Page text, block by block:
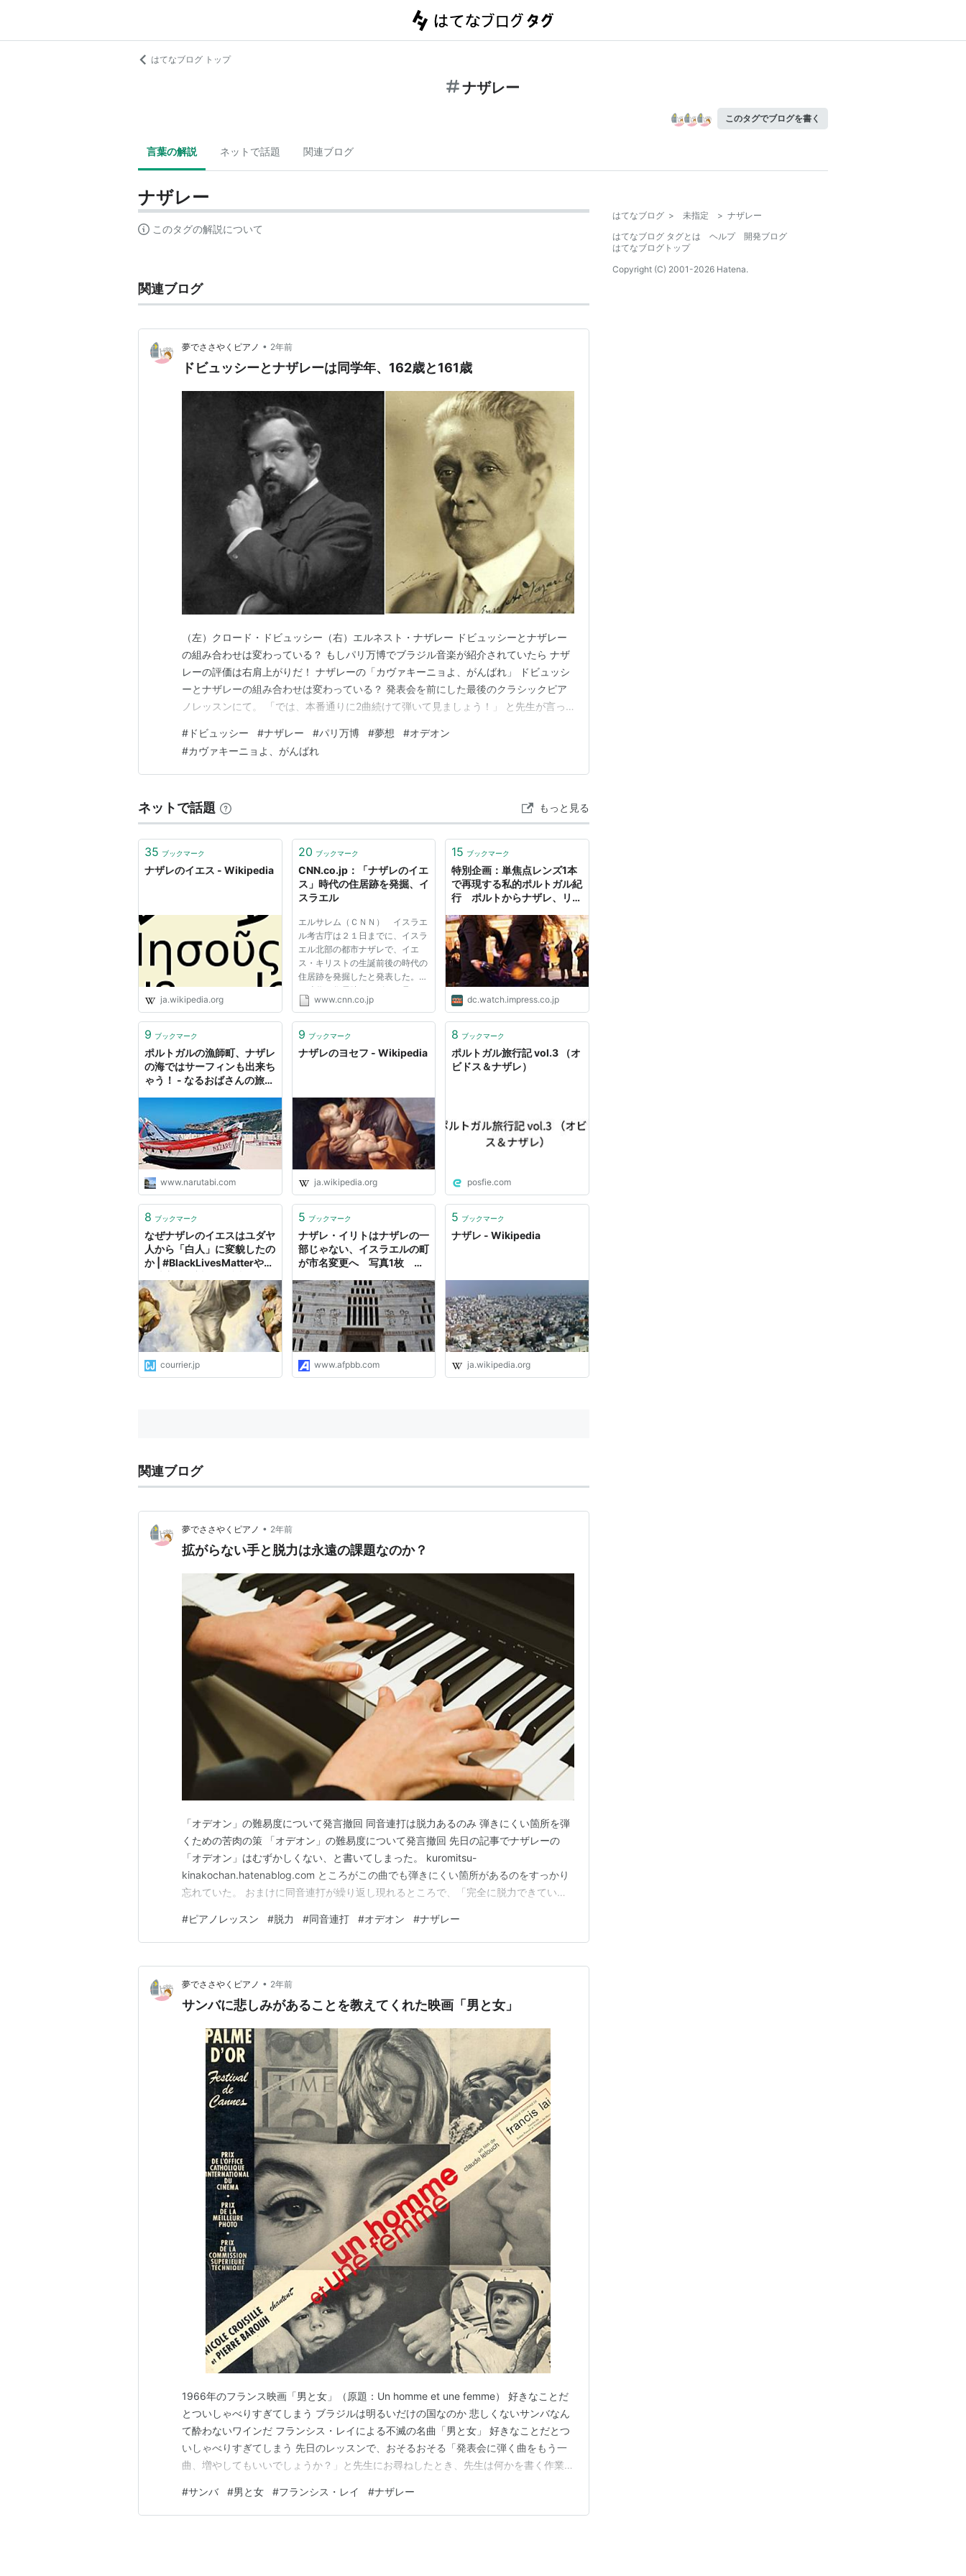
はてなブログ トップ
ナザレー
このタグでブログを書く
言葉の解説 ネットで話題 関連ブログ
ナザレー
このタグの解説について
関連ブログ
夢でささやくピアノ • 2年前
ドビュッシーとナザレーは同学年、162歳と161歳
（左）クロード・ドビュッシー（右）エルネスト・ナザレー ドビュッシーとナザレー
の組み合わせは変わっている？ もしパリ万博でブラジル音楽が紹介されていたら ナザ
レーの評価は右肩上がりだ！ ナザレーの「カヴァキーニョよ、がんばれ」 ドビュッシ
ーとナザレーの組み合わせは変わっている？ 発表会を前にした最後のクラシックピア
ノレッスンにて。 「では、本番通りに2曲続けて弾いて見ましょう！」 と先生が言っ
ら、そして次にナザレーの「オデオン」を弾いた。 この2曲のあいだには充分な時間を
とるように、と以前にも先生から言われている。 で…
# ドビュッシー #ナザレー #パリ万博 #夢想 #オデオン
#カヴァキーニョよ、がんばれ
ネットで話題 もっと見る
35 ブックマーク
ナザレのイエス - Wikipedia
ja.wikipedia.org
20 ブックマーク
CNN.co.jp：「ナザレのイエ
ス」時代の住居跡を発掘、イ
スラエル
エルサレム（ＣＮＮ） イスラエ
ル考古庁は２１日までに、イスラ
エル北部の都市ナザレで、イエ
ス・キリストの生誕前後の時代の
住居跡を発掘したと発表した。こ
の時代の住居跡がナザレで見つか
ったのは初めて。当時のナザレを
されている。 考古庁によると、
っ...
www.cnn.co.jp
15 ブックマーク
特別企画：単焦点レンズ1本
で再現する私的ポルトガル紀
行 ポルトからナザレ、リス
dc.watch.impress.co.jp
9 ブックマーク
ポルトガルの漁師町、ナザレ
の海ではサーフィンも出来ち
ゃう！ - なるおばさんの旅日
www.narutabi.com
9 ブックマーク
ナザレのヨセフ - Wikipedia
ja.wikipedia.org
8 ブックマーク
ポルトガル旅行記 vol.3 （オ
ビドス＆ナザレ）
posfie.com
8 ブックマーク
なぜナザレのイエスはユダヤ
人から「白人」に変貌したの
か | #BlackLivesMatterや植
直されるキリスト像
courrier.jp
5 ブックマーク
ナザレ・イリトはナザレの一
部じゃない、イスラエルの町
が市名変更へ 写真1枚 国
www.afpbb.com
5 ブックマーク
ナザレ - Wikipedia
ja.wikipedia.org
関連ブログ
夢でささやくピアノ • 2年前
拡がらない手と脱力は永遠の課題なのか？
「オデオン」の難易度について発言撤回 同音連打は脱力あるのみ 弾きにくい箇所を弾
くための苦肉の策 「オデオン」の難易度について発言撤回 先日の記事でナザレーの
「オデオン」はむずかしくない、と書いてしまった。 kuromitsu-
kinakochan.hatenablog.com ところがこの曲でも弾きにくい箇所があるのをすっかり
忘れていた。 おまけに同音連打が繰り返し現れるところで、「完全に脱力できていな
のも記憶から飛んでいた。 なんだ、ちっともやさしくないじゃないか！ 同音連打は脱
力あるのみ 問題の同音連打は曲の最…
#ピアノレッスン #脱力 #同音連打 #オデオン #ナザレー
夢でささやくピアノ • 2年前
サンバに悲しみがあることを教えてくれた映画「男と女」
1966年のフランス映画「男と女」（原題：Un homme et une femme） 好きなことだ
とついしゃべりすぎてしまう ブラジルは明るいだけの国なのか 悲しくないサンバなん
て酔わないワインだ フランシス・レイによる不滅の名曲「男と女」 好きなことだとつ
いしゃべりすぎてしまう 先日のレッスンで、おそるおそる「発表会に弾く曲をもう一
曲、増やしてもいいでしょうか？」と先生にお尋ねしたとき、先生は何かを書く作業を
～ どんどん弾いてください！」 というので、私はドビュッシーの夢想と、ナザレーの
オデオンと記入した申込用…
#サンバ #男と女 #フランシス・レイ #ナザレー
はてなブログ > 未指定 > ナザレー
はてなブログ タグとは
ヘルプ
開発ブログ
はてなブログトップ
Copyright (C) 2001-2026 Hatena.